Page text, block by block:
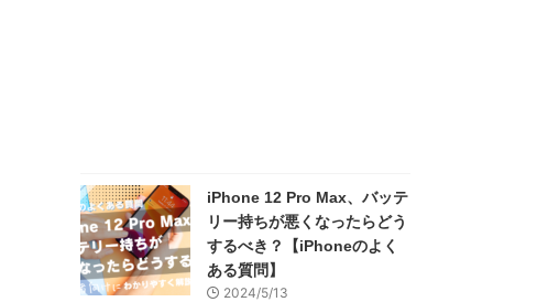
iPhone 12 Pro Max、バッテ
リー持ちが悪くなったらどう
するべき？【iPhoneのよく
ある質問】
2024/5/13